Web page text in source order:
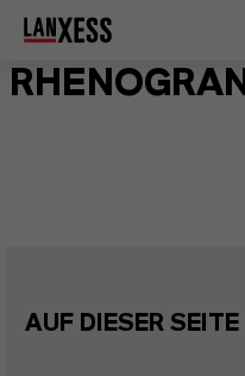
AUF DIESER SEITE